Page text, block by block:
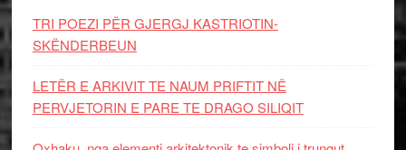
TRI POEZI PËR GJERGJ KASTRIOTIN-
SKËNDERBEUN
LETËR E ARKIVIT TE NAUM PRIFTIT NË
PERVJETORIN E PARE TE DRAGO SILIQIT